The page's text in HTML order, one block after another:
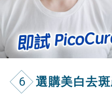
6 選購美白去